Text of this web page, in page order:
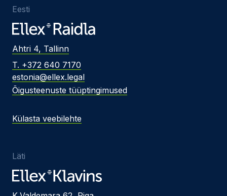
Eesti
Ahtri 4, Tallinn
T. +372 640 7170
estonia@ellex.legal
Õigusteenuste tüüptingimused
Külasta veebilehte
Läti